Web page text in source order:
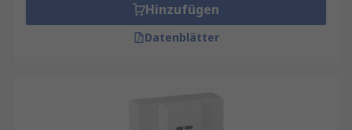
Hinzufügen
Datenblätter